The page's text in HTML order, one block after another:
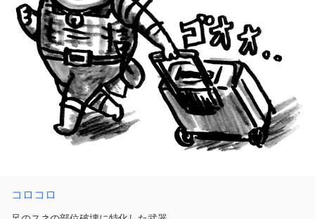
コロコロ